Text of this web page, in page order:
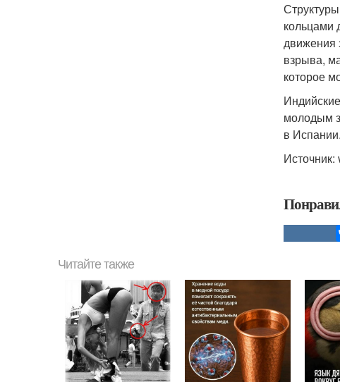
кольцами
движения
взрыва,
которое
молодым
в Испании.
Читайте также